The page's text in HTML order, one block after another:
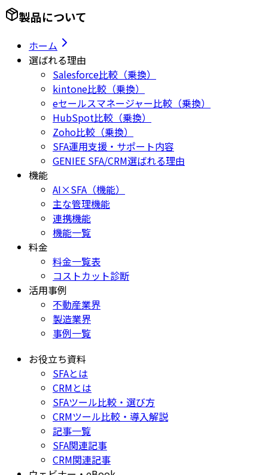
製品について
ホーム
選ばれる理由
Salesforce比較（乗換）
kintone比較（乗換）
eセールスマネージャー比較（乗換）
HubSpot比較（乗換）
Zoho比較（乗換）
SFA運用支援・サポート内容
GENIEE SFA/CRM選ばれる理由
機能
AI×SFA（機能）
主な管理機能
連携機能
機能一覧
料金
料金一覧表
コストカット診断
活用事例
不動産業界
製造業界
事例一覧
お役立ち資料
SFAとは
CRMとは
SFAツール比較・選び方
CRMツール比較・導入解説
記事一覧
SFA関連記事
CRM関連記事